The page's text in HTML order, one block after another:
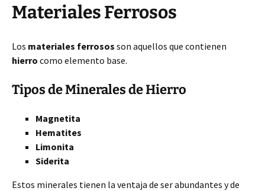
Materiales Ferrosos
Los materiales ferrosos son aquellos que contienen
hierro como elemento base.
Tipos de Minerales de Hierro
Magnetita
Hematites
Limonita
Siderita
Estos minerales tienen la ventaja de ser abundantes y de